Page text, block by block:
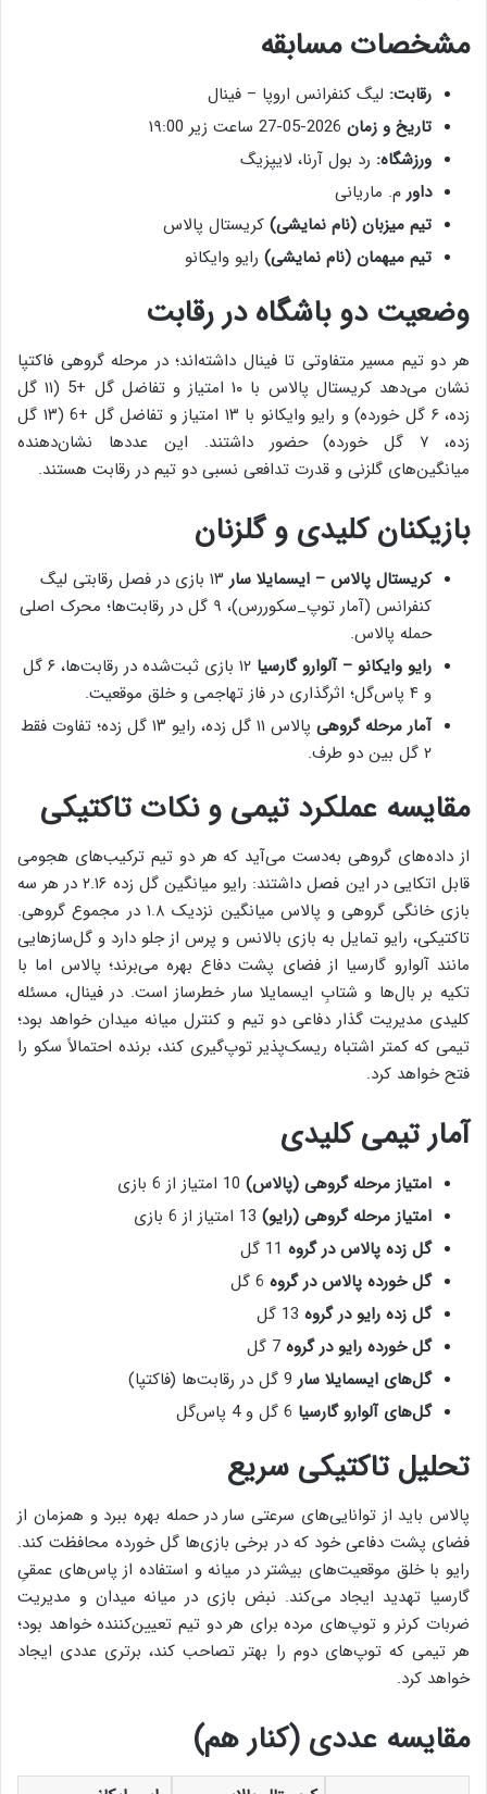
مشخصات مسابقه
رقابت: لیگ کنفرانس اروپا – فینال
تاریخ و زمان
ورزشگاه: رد بول آرنا، لایپزیگ
داور م. ماریانی
تیم میزبان (نام نمایشی) کریستال پالاس
تیم میهمان (نام نمایشی) رایو وایکانو
وضعیت دو باشگاه در رقابت
هر دو تیم مسیر متفاوتی تا فینال داشته‌اند؛ در مرحله گروهی فاکتپا
نشان می‌دهد کریستال پالاس با ۱۰ امتیاز و تفاضل گل +5 (۱۱ گل
زده، ۶ گل خورده) و رایو وایکانو با ۱۳ امتیاز و تفاضل گل +6 (۱۳ گل
زده، ۷ گل خورده) حضور داشتند. این عددها نشان‌دهنده
میانگین‌های گلزنی و قدرت تدافعی نسبی دو تیم در رقابت هستند.
بازیکنان کلیدی و گلزنان
کریستال پالاس – ایسمایلا سار
۱۳ بازی در فصل رقابتی لیگ
کنفرانس (آمار توپ_سکوررس)، ۹ گل در رقابت‌ها؛ محرک اصلی
حمله پالاس.
رایو وایکانو – آلوارو گارسیا
۱۲ بازی ثبت‌شده در رقابت‌ها، ۶ گل
و ۴ پاس‌گل؛ اثرگذاری در فاز تهاجمی و خلق موقعیت.
آمار مرحله گروهی
پالاس ۱۱ گل زده، رایو ۱۳ گل زده؛ تفاوت فقط
۲ گل بین دو طرف.
مقایسه عملکرد تیمی و نکات تاکتیکی
از داده‌های گروهی به‌دست می‌آید که هر دو تیم ترکیب‌های هجومی
قابل اتکایی در این فصل داشتند: رایو میانگین گل زده ۲.۱۶ در هر سه
بازی خانگی گروهی و پالاس میانگین نزدیک ۱.۸ در مجموع گروهی.
تاکتیکی، رایو تمایل به بازی بالانس و پرس از جلو دارد و گل‌سازهایی
مانند آلوارو گارسیا از فضای پشت دفاع بهره می‌برند؛ پالاس اما با
تکیه بر بال‌ها و شتابِ ایسمایلا سار خطرساز است. در فینال، مسئله
کلیدی مدیریت گذار دفاعی دو تیم و کنترل میانه میدان خواهد بود؛
تیمی که کمتر اشتباه ریسک‌پذیر توپ‌گیری کند، برنده احتمالاً سکو را
فتح خواهد کرد.
آمار تیمی کلیدی
امتیاز مرحله گروهی (پالاس)
امتیاز مرحله گروهی (رایو)
گل زده پالاس در گروه
گل خورده پالاس در گروه
گل زده رایو در گروه
گل خورده رایو در گروه
گل‌های ایسمایلا سار
گل‌های آلوارو گارسیا
تحلیل تاکتیکی سریع
پالاس باید از توانایی‌های سرعتی سار در حمله بهره ببرد و همزمان از
فضای پشت دفاعی خود که در برخی بازی‌ها گل خورده محافظت کند.
رایو با خلق موقعیت‌های بیشتر در میانه و استفاده از پاس‌های عمقیِ
گارسیا تهدید ایجاد می‌کند. نبض بازی در میانه میدان و مدیریت
ضربات کرنر و توپ‌های مرده برای هر دو تیم تعیین‌کننده خواهد بود؛
هر تیمی که توپ‌های دوم را بهتر تصاحب کند، برتری عددی ایجاد
خواهد کرد.
مقایسه عددی (کنار هم)